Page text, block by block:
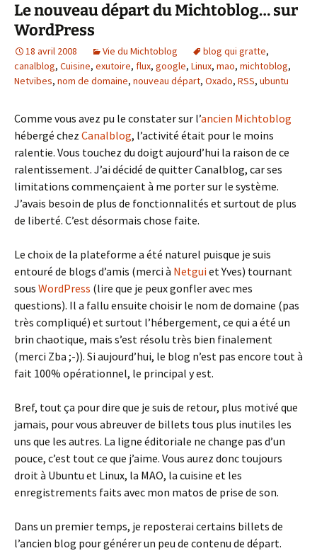
Le nouveau départ du Michtoblog… sur
WordPress
18 avril 2008 Vie du Michtoblog blog qui gratte,
canalblog, Cuisine, exutoire, flux, google, Linux, mao, michtoblog,
Netvibes, nom de domaine, nouveau départ, Oxado, RSS, ubuntu
Comme vous avez pu le constater sur l’ancien Michtoblog
hébergé chez Canalblog, l’activité était pour le moins
ralentie. Vous touchez du doigt aujourd’hui la raison de ce
ralentissement. J’ai décidé de quitter Canalblog, car ses
limitations commençaient à me porter sur le système.
J’avais besoin de plus de fonctionnalités et surtout de plus
de liberté. C’est désormais chose faite.
Le choix de la plateforme a été naturel puisque je suis
entouré de blogs d’amis (merci à Netguiet Yves) tournant
sous WordPress (lire que je peux gonfler avec mes
questions). Il a fallu ensuite choisir le nom de domaine (pas
très compliqué) et surtout l’hébergement, ce qui a été un
brin chaotique, mais s’est résolu très bien finalement
(merci Zba ;-)). Si aujourd’hui, le blog n’est pas encore tout à
fait 100% opérationnel, le principal y est.
Bref, tout ça pour dire que je suis de retour, plus motivé que
jamais, pour vous abreuver de billets tous plus inutiles les
uns que les autres. La ligne éditoriale ne change pas d’un
pouce, c’est tout ce que j’aime. Vous aurez donc toujours
droit à Ubuntu et Linux, la MAO, la cuisine et les
enregistrements faits avec mon matos de prise de son.
Dans un premier temps, je reposterai certains billets de
l’ancien blog pour générer un peu de contenu de départ.